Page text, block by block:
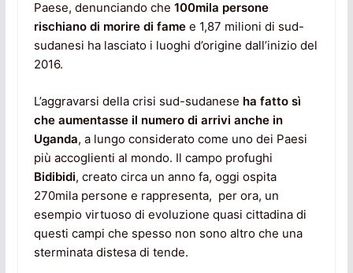
Paese, denunciando che 100mila persone
rischiano di morire di famee 1,87 milioni di sud-
sudanesi ha lasciato i luoghi d’origine dall’inizio del
2016.
L’aggravarsi della crisi sud-sudanese ha fatto sì
che aumentasse il numero di arrivi anche in
Uganda, a lungo considerato come uno dei Paesi
più accoglienti al mondo. Il campo profughi
Bidibidi, creato circa un anno fa, oggi ospita
270mila persone e rappresenta, per ora, un
esempio virtuoso di evoluzione quasi cittadina di
questi campi che spesso non sono altro che una
sterminata distesa di tende.